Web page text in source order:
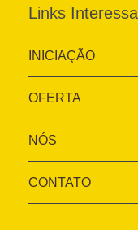
Links
INICIAÇÃO
OFERTA
NÓS
CONTATO